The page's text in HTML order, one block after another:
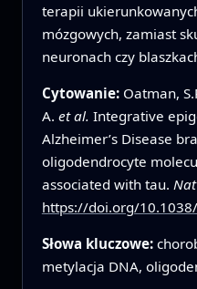
terapii
mózgowych, zamiast
neuronach czy
Cytowanie: Oatman,
A. et al. Integrative
Alzheimer’s Disease
oligodendrocyte
associated with tau.
https://doi.org/
Słowa kluczowe:
metylacja DNA,